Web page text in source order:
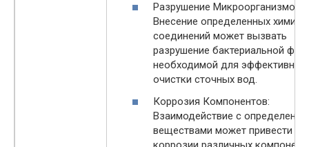
Разрушение Микроорганизмов:
Внесение определенных
соединений может вызвать
разрушение бактериальной
необходимой для эффективной
очистки сточных вод.
Коррозия Компонентов:
Взаимодействие с
веществами может привести к